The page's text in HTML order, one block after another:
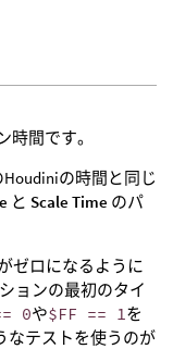
間です。
の時間と同じ
と Scale Time のパ
ゼロになるように
ョンの最初のタイ
0や$FF == 1 を
なテストを使うのが